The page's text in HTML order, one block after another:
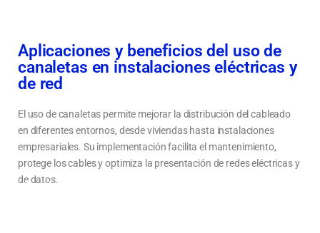
Aplicaciones y beneficios del uso de
canaletas en instalaciones eléctricas y
de red
El uso de canaletas permite mejorar la distribución del cableado
en diferentes entornos, desde viviendas hasta instalaciones
empresariales. Su implementación facilita el mantenimiento,
protege los cables y optimiza la presentación de redes eléctricas y
de datos.
Tipos de canaleta para piso y distribución de cableado